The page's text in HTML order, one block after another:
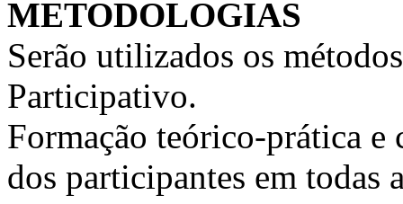
METODOLOGIAS
Serão utilizados os
Participativo.
Formação teórico-prática e
dos participantes em todas